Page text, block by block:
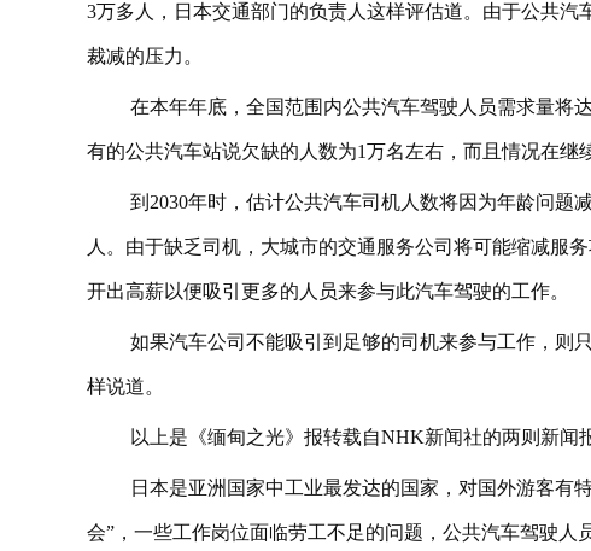
3万多人，日本交通部门的负责人这样评估道。由于公共
裁减的压力。
在本年年底，全国范围内公共汽车驾驶人员需求量将
有的公共汽车站说欠缺的人数为1万名左右，而且情况在继
到2030年时，估计公共汽车司机人数将因为年龄问题
人。由于缺乏司机，大城市的交通服务公司将可能缩减服
开出高薪以便吸引更多的人员来参与此汽车驾驶的工作。
如果汽车公司不能吸引到足够的司机来参与工作，则
样说道。
以上是《缅甸之光》报转载自NHK新闻社的两则新闻
日本是亚洲国家中工业最发达的国家，对国外游客有
会”，一些工作岗位面临劳工不足的问题，公共汽车驾驶人